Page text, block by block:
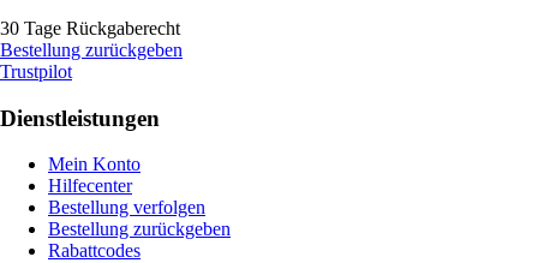
30 Tage Rückgaberecht
Bestellung zurückgeben
Trustpilot
Dienstleistungen
Mein Konto
Hilfecenter
Bestellung verfolgen
Bestellung zurückgeben
Rabattcodes